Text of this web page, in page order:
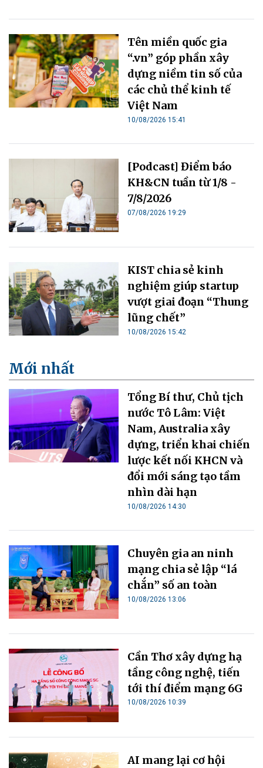
Tên miền quốc gia
“.vn” góp phần xây
dựng niềm tin số của
các chủ thể kinh tế
Việt Nam
10/08/2026 15:41
[Podcast] Điểm báo
KH&CN tuần từ 1/8 -
7/8/2026
07/08/2026 19:29
KIST chia sẻ kinh
nghiệm giúp startup
vượt giai đoạn “Thung
lũng chết”
10/08/2026 15:42
Mới nhất
Tổng Bí thư, Chủ tịch
nước Tô Lâm: Việt
Nam, Australia xây
dựng, triển khai chiến
lược kết nối KHCN và
đổi mới sáng tạo tầm
nhìn dài hạn
10/08/2026 14:30
Chuyên gia an ninh
mạng chia sẻ lập “lá
chắn” số an toàn
10/08/2026 13:06
Cần Thơ xây dựng hạ
tầng công nghệ, tiến
tới thí điểm mạng 6G
10/08/2026 10:39
AI mang lại cơ hội